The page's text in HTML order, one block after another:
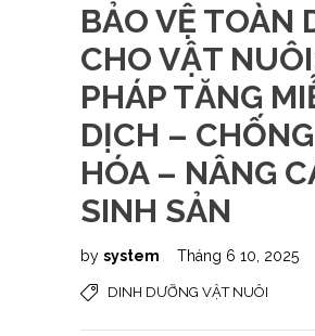
BẢO VỆ TOÀN
CHO VẬT
PHÁP TĂNG
DỊCH –
HÓA – NÂNG
SINH SẢN
by system Tháng 6 10, 2025
DINH DƯỠNG VẬT NUÔI